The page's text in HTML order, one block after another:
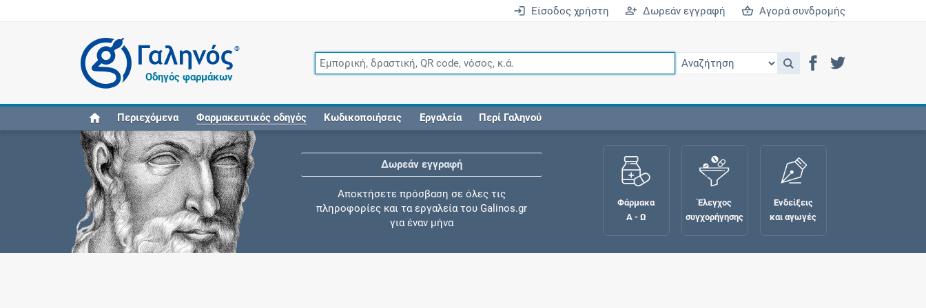
Είσοδος χρήστη Δωρεάν εγγραφή Αγορά συνδρομής
®
Οδηγός φαρμάκων
Περιεχόμενα Φαρμακευτικός οδηγός Κωδικοποιήσεις Εργαλεία Περί Γαληνού
Δωρεάν εγγραφή
Αποκτήσετε πρόσβαση σε όλες τις
πληροφορίες και τα εργαλεία του Galinos.gr
για έναν μήνα
Φάρμακα
Α - Ω
Έλεγχος
συγχορήγησης
Ενδείξεις
και αγωγές